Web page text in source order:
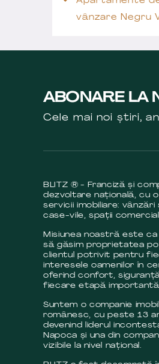
vânzare Negru
ABONARE LA
Cele mai noi știri,
BLITZ ® - Franciză și
dezvoltare națională, cu
servicii imobiliare: vânzări
case-vile, spații
Misiunea noastră este ca
să găsim proprietatea
clientul potrivit pentru
interesele oamenilor în
oferind confort,
fiecare etapă importantă
Suntem o companie
românesc, cu peste 13
devenind liderul
Napoca și una din
vizibile la nivel național.